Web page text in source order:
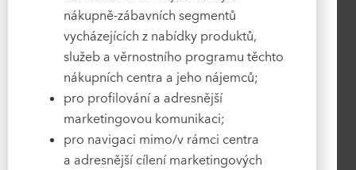
nákupně-zábavních segmentů
vycházejících z nabídky produktů,
služeb a věrnostního programu těchto
nákupních centra a jeho nájemců;
pro profilování a adresnější
marketingovou komunikaci;
pro navigaci mimo/v rámci centra
a adresnější cílení marketingových